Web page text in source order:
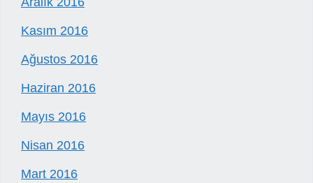
Kasım 2016
Ağustos 2016
Haziran 2016
Mayıs 2016
Nisan 2016
Mart 2016